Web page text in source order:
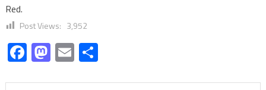
Red.
Post Views: 3,952
Facebook
Mastodon
EmailShare